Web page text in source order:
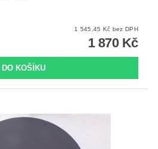
1 545,45 Kč bez DPH
1 870 Kč